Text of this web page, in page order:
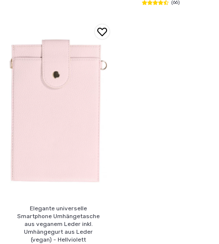
(66)
Elegante universelle
Smartphone Umhängetasche
aus veganem Leder inkl.
Umhängegurt aus Leder
(vegan) - Hellviolett